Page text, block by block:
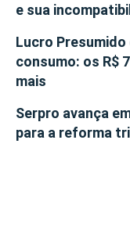
e sua
Lucro
consumo: os R$
mais
Serpro avança
para a reforma